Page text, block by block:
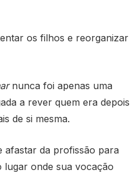
os filhos e reorganizar
nunca foi apenas uma
a rever quem era depois
de si mesma.
afastar da profissão para
onde sua vocação